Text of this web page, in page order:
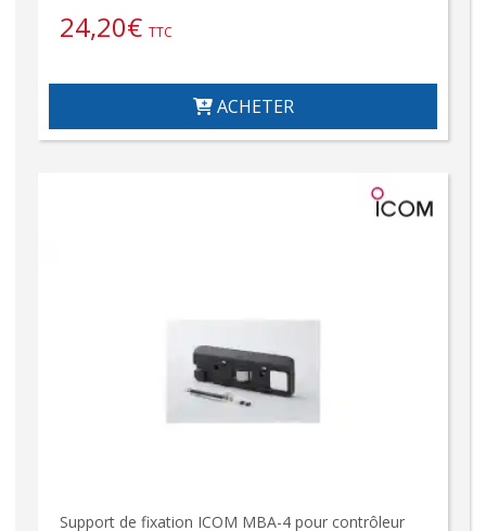
24,20€ TTC
ACHETER
Support de fixation ICOM MBA-4 pour contrôleur